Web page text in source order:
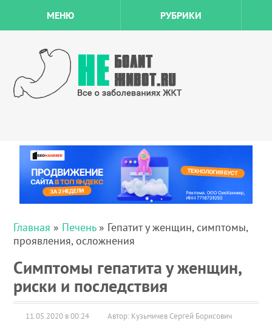
МЕНЮ РУБРИКИ
Главная » Печень» Гепатит у женщин, симптомы,
проявления, осложнения
Симптомы гепатита у женщин,
риски и последствия
11.05.2020 в 00:24
Автор: Кузьмичев Сергей Борисович